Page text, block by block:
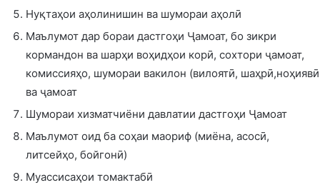
Нуқтаҳои аҳолинишин ва шумораи аҳолӣ
Маълумот дар бораи дастгоҳи Ҷамоат, бо зикри
кормандон ва шарҳи воҳидҳои корӣ, сохтори ҷамоат,
комиссияҳо, шумораи вакилон (вилоятӣ, шаҳрӣ,ноҳиявӣ
ва ҷамоат
Шумораи хизматчиёни давлатии дастгоҳи Ҷамоат
Маълумот оид ба соҳаи маориф (миёна, асосӣ,
литсейҳо, бойгонӣ)
Муассисаҳои томактабӣ